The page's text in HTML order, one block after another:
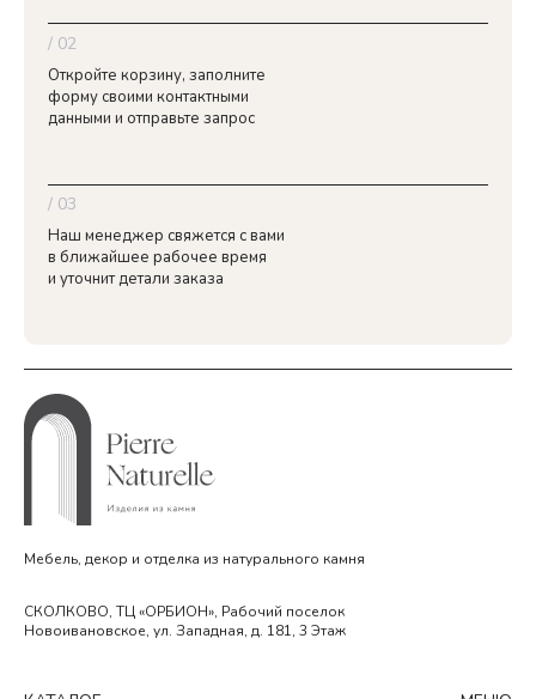
/ 02
Откройте корзину, заполните
форму своими контактными
данными и отправьте запрос
/ 03
Наш менеджер свяжется с вами
в ближайшее рабочее время
и уточнит детали заказа
Мебель, декор и отделка из натурального камня
СКОЛКОВО, ТЦ «ОРБИОН», Рабочий поселок
Новоивановское, ул. Западная, д. 181, 3 Этаж